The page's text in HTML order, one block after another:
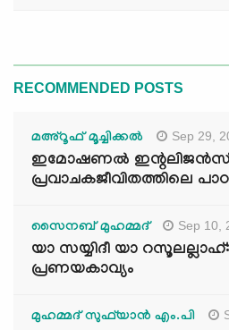
RECOMMENDED POSTS
മഅ്റൂഫ് മൂച്ചിക്കല്‍ Sep 29,
ഇമോഷണൽ
പ്രവാചകജീവിതത്തിലെ
സൈനബ് മുഹമ്മദ് Sep 10,
യാ സയ്യിദീ യാ
പ്രണയകാവ്യം
മുഹമ്മദ് സുഫ്‌യാൻ എം.പി